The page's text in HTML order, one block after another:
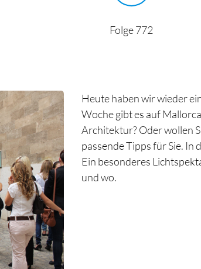
Folge 772
Heute haben wir wieder
Woche gibt es auf
Architektur? Oder wollen
passende Tipps für Sie. In
Ein besonderes
und wo.